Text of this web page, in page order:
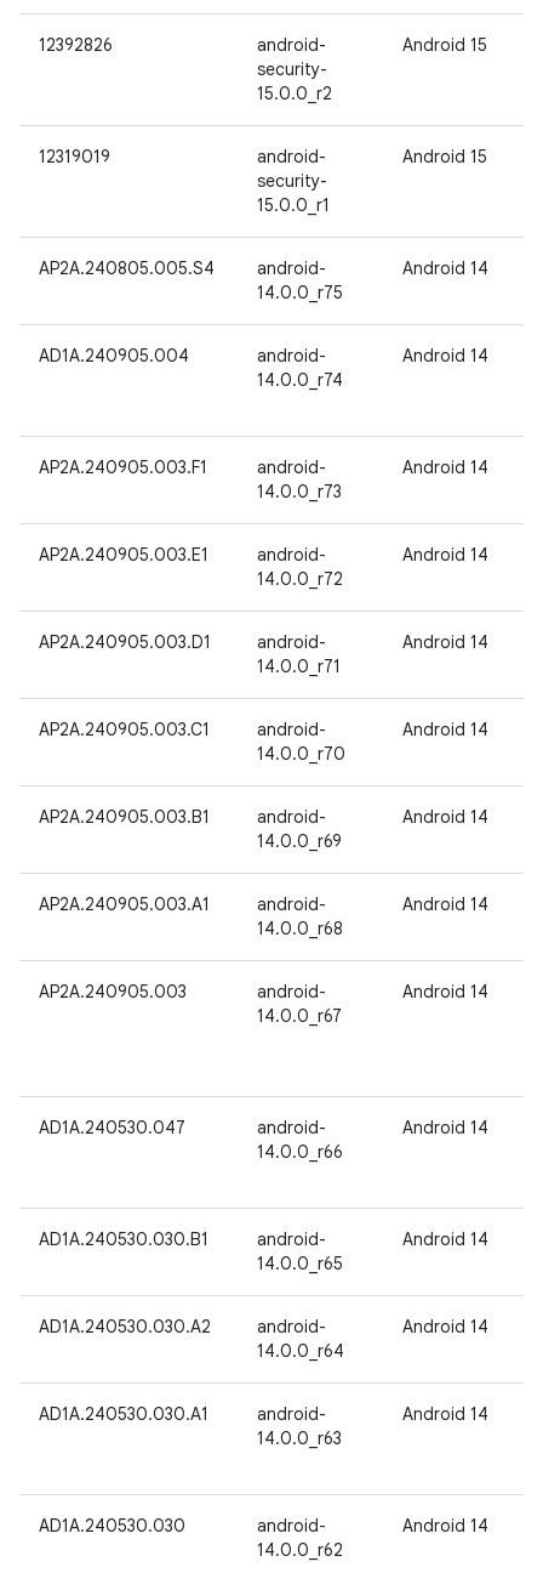
12392826
android-
security-
15.0.0_r2
Android 15
12319019
android-
security-
15.0.0_r1
Android 15
AP2A.240805.005.S4
android-
14.0.0_r75
Android 14
AD1A.240905.004
android-
14.0.0_r74
Android 14
AP2A.240905.003.F1
android-
14.0.0_r73
Android 14
AP2A.240905.003.E1
android-
14.0.0_r72
Android 14
AP2A.240905.003.D1
android-
14.0.0_r71
Android 14
AP2A.240905.003.C1
android-
14.0.0_r70
Android 14
AP2A.240905.003.B1
android-
14.0.0_r69
Android 14
AP2A.240905.003.A1
android-
14.0.0_r68
Android 14
AP2A.240905.003
android-
14.0.0_r67
Android 14
AD1A.240530.047
android-
14.0.0_r66
Android 14
AD1A.240530.030.B1
android-
14.0.0_r65
Android 14
AD1A.240530.030.A2
android-
14.0.0_r64
Android 14
AD1A.240530.030.A1
android-
14.0.0_r63
Android 14
AD1A.240530.030
android-
14.0.0_r62
Android 14